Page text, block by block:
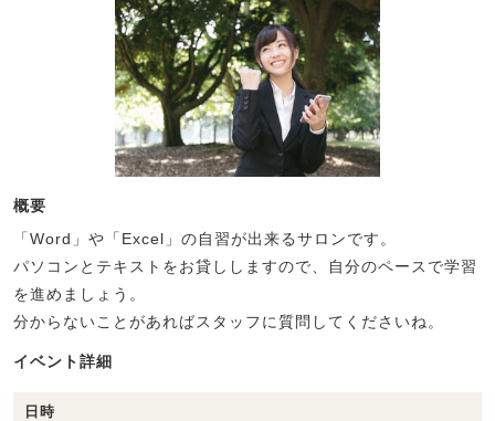
概要
「Word」や「Excel」の自習が出来るサロンです。
パソコンとテキストをお貸ししますので、自分のペースで学習
を進めましょう。
分からないことがあればスタッフに質問してくださいね。
イベント詳細
日時